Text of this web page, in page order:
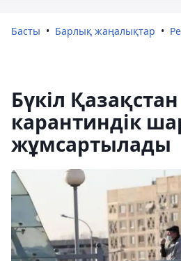
Басты Барлық жаңалықтар
Бүкіл
карантиндік
жұмсартылады